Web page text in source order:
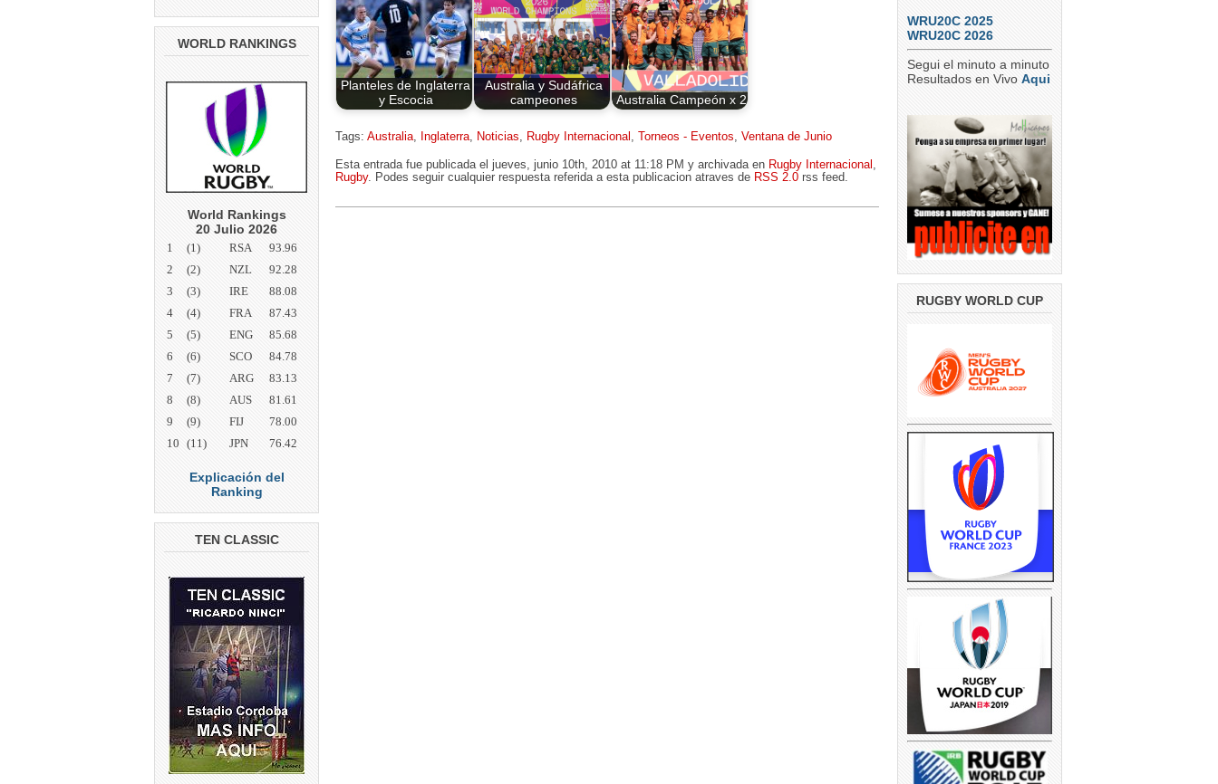
WORLD RANKINGS
World Rankings
20 Julio 2026
1 (1) RSA
93.96
2
(2) NZL
92.28
3
(3) IRE
88.08
4
(4) FRA
87.43
5
(5) ENG
85.68
6
(6) SCO
84.78
7
(7) ARG
83.13
8
(8) AUS
81.61
9
(9) FIJ
78.00
10 (11) JPN 76.42
Explicación del
Ranking
TEN CLASSIC
Planteles de Inglaterra
y Escocia
Australia y Sudáfrica
campeones
Australia Campeón x 2
Tags: Australia, Inglaterra, Noticias, Rugby Internacional , Torneos - Eventos, Ventana de Junio
Esta entrada fue publicada el jueves, junio 10th, 2010 at 11:18 PM y archivada en Rugby Internacional ,
Rugby. Podes seguir cualquier respuesta referida a esta publicacion atraves de RSS 2.0 rss feed.
WRU20C 2025
WRU20C 2026
Segui el minuto a minuto
Resultados en Vivo Aqui
RUGBY WORLD CUP